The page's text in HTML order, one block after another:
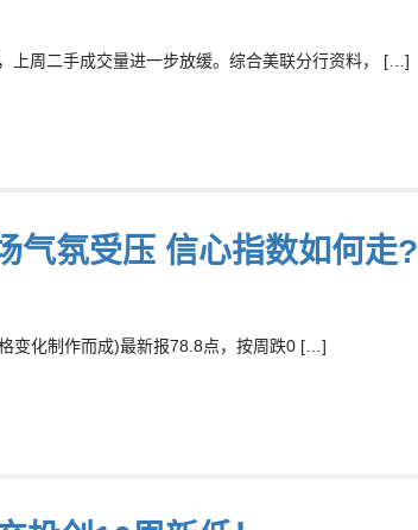
上周二手成交量进一步放缓。综合美联分行资料， […]
气氛受压 信心指数如何走?
变化制作而成)最新报78.8点，按周跌0 […]